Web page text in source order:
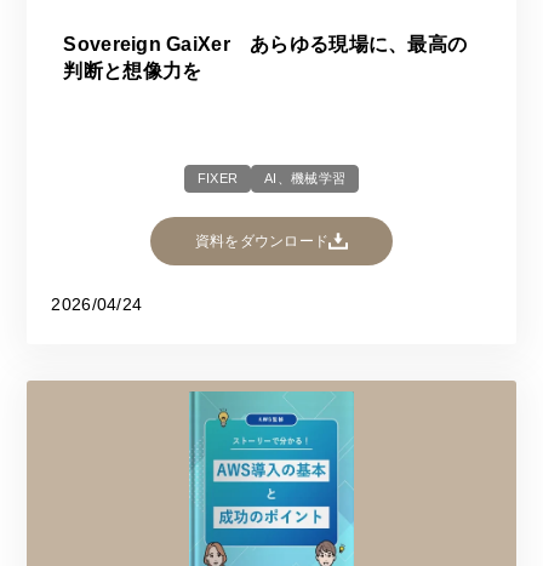
Sovereign GaiXer あらゆる現場に、最高の
判断と想像力を
FIXER AI、機械学習
資料をダウンロード
2026/04/24